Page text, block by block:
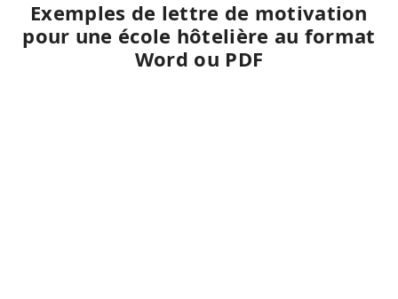
Exemples de lettre de motivation
pour une école hôtelière au format
Word ou PDF